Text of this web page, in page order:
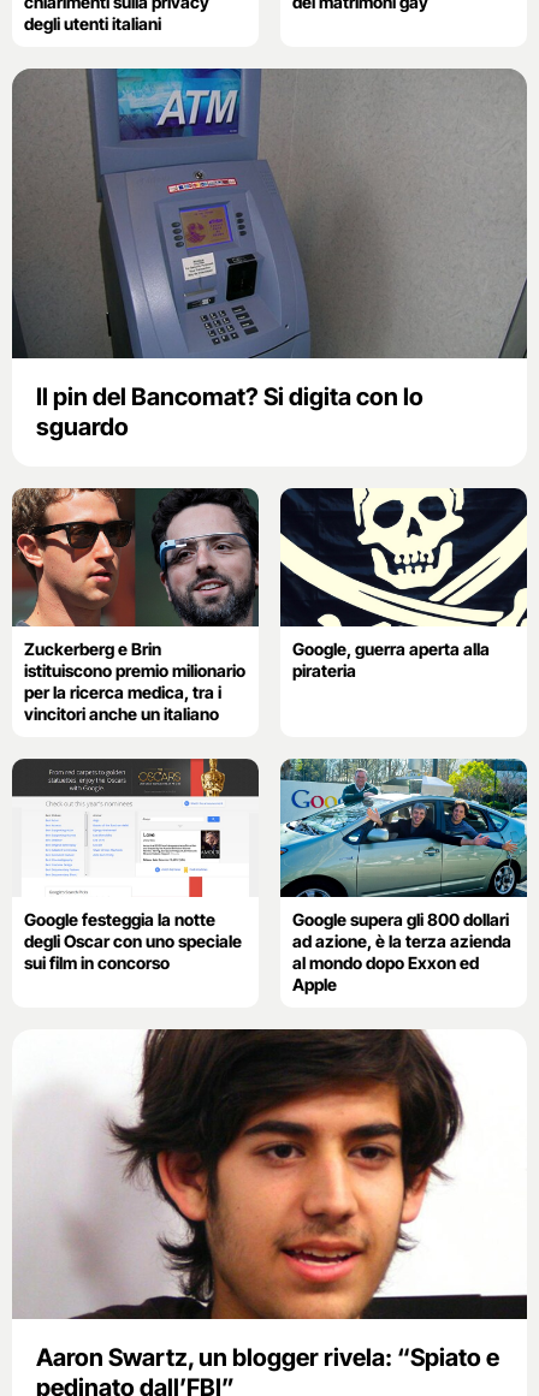
degli utenti italiani
Il pin del Bancomat? Si digita con lo
sguardo
Zuckerberg e Brin
istituiscono premio milionario
per la ricerca medica, tra i
vincitori anche un italiano
Google, guerra aperta alla
pirateria
Google festeggia la notte
degli Oscar con uno speciale
sui film in concorso
Google supera gli 800 dollari
ad azione, è la terza azienda
al mondo dopo Exxon ed
Apple
Aaron Swartz, un blogger rivela: “Spiato e
pedinato dall’FBI”